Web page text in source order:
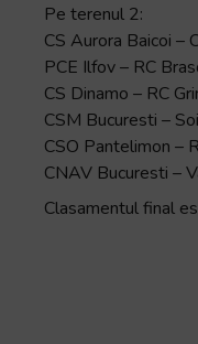
Pe terenul 2:
CS Aurora Baicoi –
PCE Ilfov – RC
CS Dinamo – RC
CSM Bucuresti –
CSO Pantelimon –
CNAV Bucuresti –
Clasamentul final